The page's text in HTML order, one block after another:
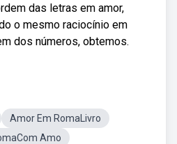
das letras em amor,
o mesmo raciocínio em
dos números, obtemos.
Amor Em RomaLivro
Amo